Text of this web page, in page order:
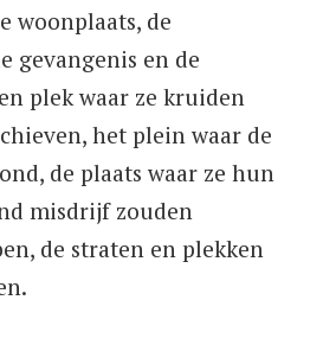
woonplaats, de
gevangenis en de
plek waar ze kruiden
het plein waar de
de plaats waar ze hun
misdrijf zouden
de straten en plekken